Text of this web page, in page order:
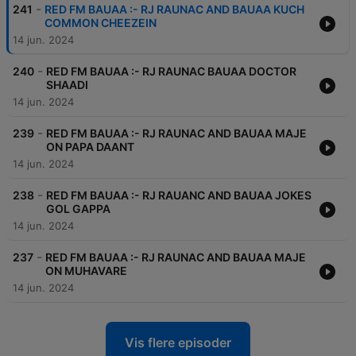
241 - RED FM BAUAA :- RJ RAUNAC AND BAUAA KUCH
COMMON CHEEZEIN
14 jun. 2024
240 - RED FM BAUAA :- RJ RAUNAC BAUAA DOCTOR
SHAADI
14 jun. 2024
239 - RED FM BAUAA :- RJ RAUNAC AND BAUAA MAJE
ON PAPA DAANT
14 jun. 2024
238 - RED FM BAUAA :- RJ RAUANC AND BAUAA JOKES
GOL GAPPA
14 jun. 2024
237 - RED FM BAUAA :- RJ RAUNAC AND BAUAA MAJE
ON MUHAVARE
14 jun. 2024
Vis flere episoder